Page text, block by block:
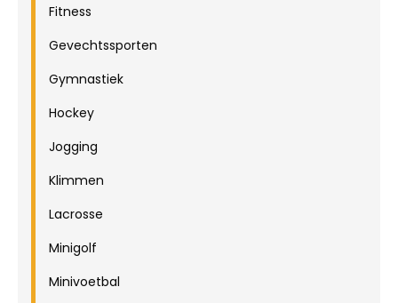
Fitness
Gevechtssporten
Gymnastiek
Hockey
Jogging
Klimmen
Lacrosse
Minigolf
Minivoetbal